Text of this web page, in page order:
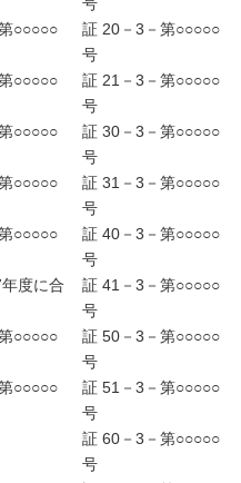
○○○○○
○○○○○
○○○○○
○○○○○
○○○○○
年度に合
○○○○○
○○○○○
証 20－3－第○○○○○
号
証 21－3－第○○○○○
号
証 30－3－第○○○○○
号
証 31－3－第○○○○○
号
証 40－3－第○○○○○
号
証 41－3－第○○○○○
号
証 50－3－第○○○○○
号
証 51－3－第○○○○○
号
証 60－3－第○○○○○
号